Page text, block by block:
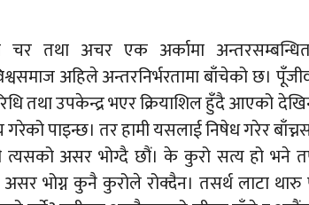
चर तथा अचर एक अर्कामा
अहिले अन्तरनिर्भरतामा बाँचेको छ।
तथा उपकेन्द्र भएर क्रियाशिल हुँदै आएको
गरेको पाइन्छ। तर हामी यसलाई निषेध गरेर
असर भोग्दै छौं। के कुरो सत्य हो भने
भोग्न कुनै कुरोले रोक्दैन। तसर्थ लाटा थारु